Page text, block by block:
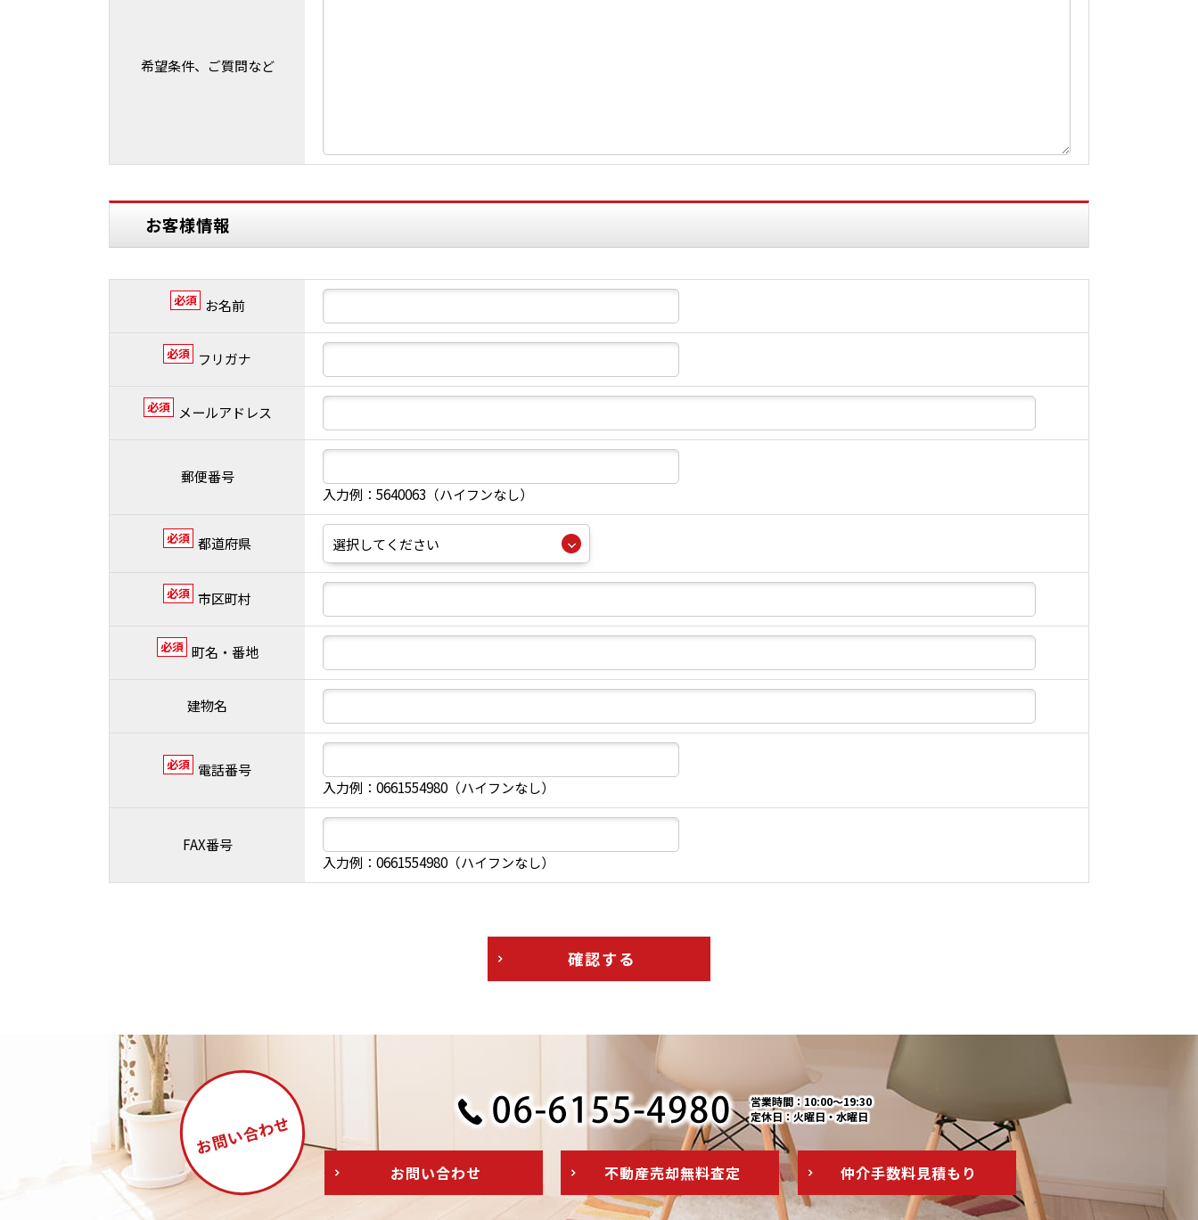
希望条件、ご質問など
お客様情報
必須 お名前
必須 フリガナ
必須 メールアドレス
郵便番号
入力例：5640063（ハイフンなし）
必須 都道府県
必須 市区町村
必須 町名・番地
建物名
必須 電話番号
入力例：0661554980（ハイフンなし）
FAX番号
入力例：0661554980（ハイフンなし）
確認する
お問い合わせ
営業時間：10:00～19:30
定休日：火曜日・水曜日
お問い合わせ 不動産売却無料査定 仲介手数料見積もり